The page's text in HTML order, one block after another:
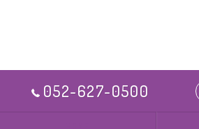
052-627-0500